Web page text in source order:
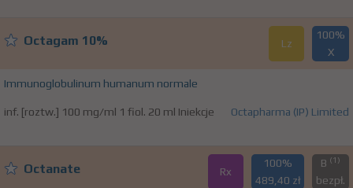
Octagam 10% Lz
100%
X
Immunoglobulinum humanum normale
inf. [roztw.] 100 mg/ml 1 fiol. 20 ml Iniekcje Octapharma (IP) Limited
Octanate Rx
100%
489,40 zł
B (1)
bezpł.